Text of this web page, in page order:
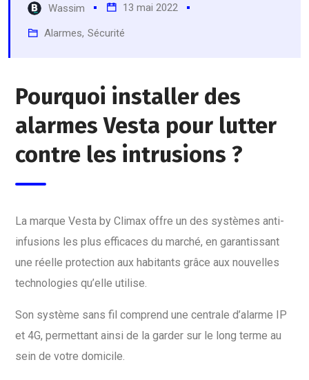
Wassim 13 mai 2022
Alarmes, Sécurité
Pourquoi installer des
alarmes Vesta pour lutter
contre les intrusions ?
La marque Vesta by Climax offre un des systèmes anti-
infusions les plus efficaces du marché, en garantissant
une réelle protection aux habitants grâce aux nouvelles
technologies qu’elle utilise.
Son système sans fil comprend une centrale d’alarme IP
et 4G, permettant ainsi de la garder sur le long terme au
sein de votre domicile.